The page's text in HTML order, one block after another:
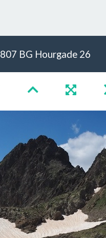
BG Hourgade 26